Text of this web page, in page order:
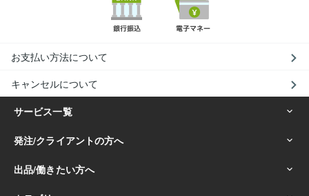
お支払い方法について
キャンセルについて